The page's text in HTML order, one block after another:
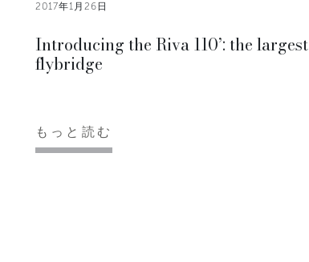
2017年1月26日
Introducing the Riva 110’: the largest
flybridge
もっと読む